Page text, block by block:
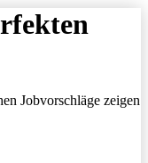
Jobvorschläge zeigen